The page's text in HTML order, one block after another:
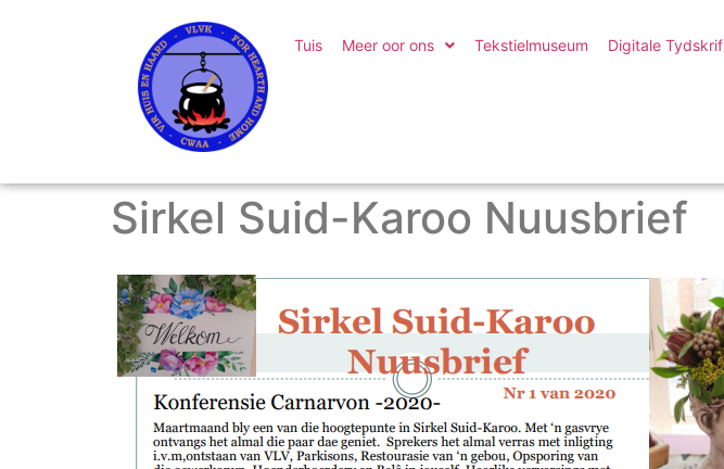
Tuis Meer oor ons Tekstielmuseum Digitale Tydskrif
Sirkel Suid-Karoo Nuusbrief